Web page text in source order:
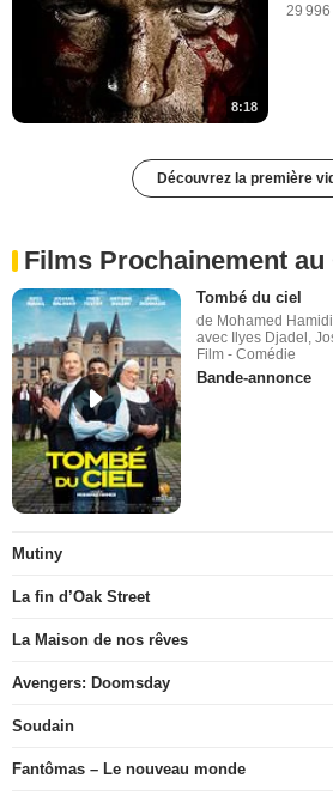
8:18
29
Découvrez la première
Films Prochainement au
Tombé du ciel
de Mohamed Hamidi
avec Ilyes Djadel,
Film - Comédie
Bande-annonce
Mutiny
La fin d’Oak Street
La Maison de nos rêves
Avengers: Doomsday
Soudain
Fantômas – Le nouveau monde